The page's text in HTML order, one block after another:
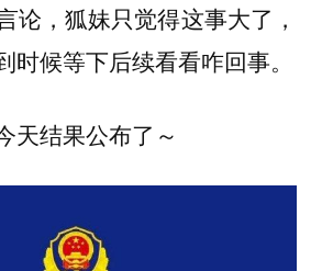
论，狐妹只觉得这事大了，
时候等下后续看看咋回事。
天结果公布了～